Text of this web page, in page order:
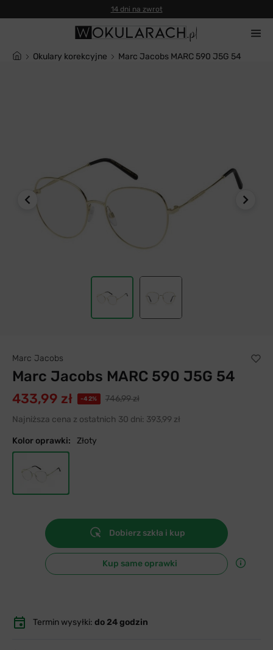
14 dni na zwrot
Okulary korekcyjne Marc Jacobs MARC 590 J5G 54
Marc Jacobs
Marc Jacobs MARC 590 J5G 54
433,99 zł -42%
746,99 zł
Najniższa cena z ostatnich 30 dni: 393,99 zł
Kolor oprawki: Złoty
Dobierz szkła i kup
Kup same oprawki
Termin wysyłki: do 24 godzin